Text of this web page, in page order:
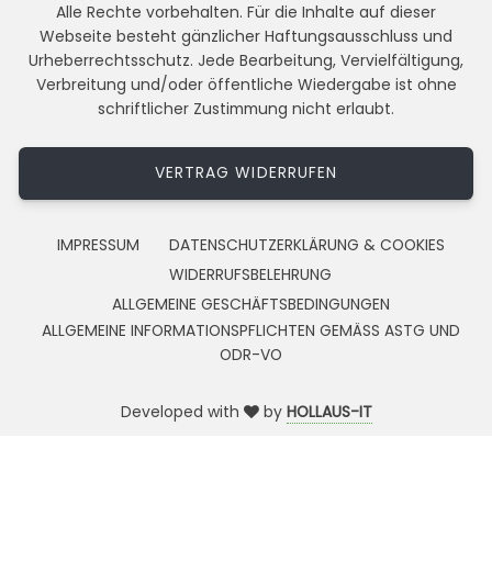
Alle Rechte vorbehalten. Für die Inhalte auf dieser
Webseite besteht gänzlicher Haftungsausschluss und
Urheberrechtsschutz. Jede Bearbeitung, Vervielfältigung,
Verbreitung und/oder öffentliche Wiedergabe ist ohne
schriftlicher Zustimmung nicht erlaubt.
VERTRAG WIDERRUFEN
IMPRESSUM
DATENSCHUTZERKLÄRUNG & COOKIES
WIDERRUFSBELEHRUNG
ALLGEMEINE GESCHÄFTSBEDINGUNGEN
ALLGEMEINE INFORMATIONSPFLICHTEN GEMÄSS ASTG UND
ODR-VO
Developed with by HOLLAUS-IT